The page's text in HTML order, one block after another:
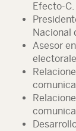
Efecto-C.
Nacional
Asesor